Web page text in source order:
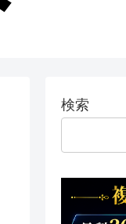
検索